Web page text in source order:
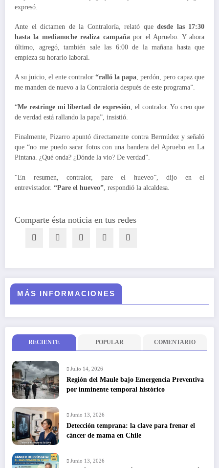
expresó.
Ante el dictamen de la Contraloría, relató que desde las 17:30
hasta la medianoche realiza campañapor el Apruebo. Y ahora
último, agregó, también sale las 6:00 de la mañana hasta que
empieza su horario laboral.
A su juicio, el ente contralor “ralló la papa, perdón, pero capaz que
me manden de nuevo a la Contraloría después de este programa”.
“Me restringe mi libertad de expresión, el contralor. Yo creo que
de verdad está rallando la papa”, insistió.
Finalmente, Pizarro apuntó directamente contra Bermúdez y señaló
que “no me puedo sacar fotos con una bandera del Apruebo en La
Pintana. ¿Qué onda? ¿Dónde la vio? De verdad”.
“En resumen, contralor, pare el hueveo”, dijo en el
entrevistador. “Pare el hueveo” , respondió la alcaldesa.
Comparte ésta noticia en tus redes
MÁS INFORMACIONES
RECIENTE POPULAR COMENTARIO
Julio 14, 2026
Región del Maule bajo Emergencia Preventiva
por inminente temporal histórico
Junio 13, 2026
Detección temprana: la clave para frenar el
cáncer de mama en Chile
Junio 13, 2026